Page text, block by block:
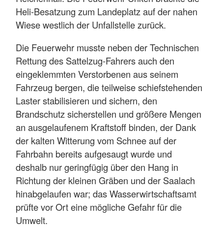
Heli-Besatzung zum Landeplatz auf der nahen
Wiese westlich der Unfallstelle zurück.
Die Feuerwehr musste neben der Technischen
Rettung des Sattelzug-Fahrers auch den
eingeklemmten Verstorbenen aus seinem
Fahrzeug bergen, die teilweise schiefstehenden
Laster stabilisieren und sichern, den
Brandschutz sicherstellen und größere Mengen
an ausgelaufenem Kraftstoff binden, der Dank
der kalten Witterung vom Schnee auf der
Fahrbahn bereits aufgesaugt wurde und
deshalb nur geringfügig über den Hang in
Richtung der kleinen Gräben und der Saalach
hinabgelaufen war; das Wasserwirtschaftsamt
prüfte vor Ort eine mögliche Gefahr für die
Umwelt.